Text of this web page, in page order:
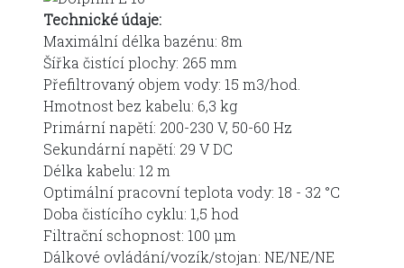
Technické údaje:
Maximální délka bazénu: 8m
Šířka čistící plochy: 265 mm
Přefiltrovaný objem vody: 15 m3/hod.
Hmotnost bez kabelu: 6,3 kg
Primární napětí: 200-230 V, 50-60 Hz
Sekundární napětí: 29 V DC
Délka kabelu: 12 m
Optimální pracovní teplota vody: 18 - 32 °C
Doba čistícího cyklu: 1,5 hod
Filtrační schopnost: 100 μm
Dálkové ovládání/vozík/stojan: NE/NE/NE